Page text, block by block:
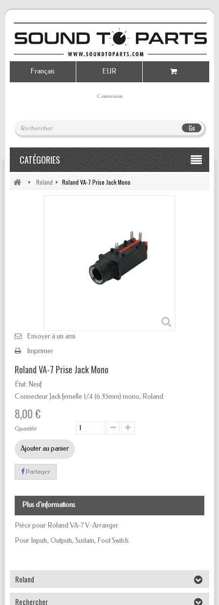
Go
Connexion
EUR
Français
CATÉGORIES
> Roland > Roland VA-7 Prise Jack Mono
Envoyer à un ami
Imprimer
Roland VA-7 Prise Jack Mono
État: Neuf
Connecteur Jack femelle 1/4 (6.35mm) mono, Roland.
8,00 €
Quantité
Ajouter au panier
Partager
Plus d'informations
Pièce pour Roland VA-7V-Arranger.
Pour Inputs, Outputs, Sustain, Foot Switch.
Roland
Rechercher